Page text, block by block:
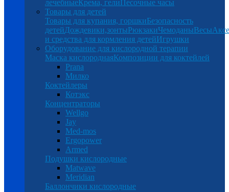
лечебныеКрема, гелиПесочные часы
Товары для детей
Товары для купания, горшкиБезопасность
детейДождевики,зонтыРюкзакиЧемоданыВесы
и средства для кормления детейИгрушки
Оборудование для кислородной терапии
Маска кислороднаяКомпозиции для коктейлей
Prana
Милко
Коктейлеры
Котэкс
Концентраторы
Wellgo
Jay
Med-mos
Ergopower
Armed
Подушки кислородные
Matwave
Meridian
Баллончики кислородные